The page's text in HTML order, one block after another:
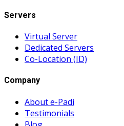
Servers
Virtual Server
Dedicated Servers
Co-Location (ID)
Company
About e-Padi
Testimonials